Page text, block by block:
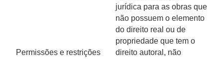
Permissões e restrições
jurídica para as obras que
não possuem o elemento
do direito real ou de
propriedade que tem o
direito autoral, não